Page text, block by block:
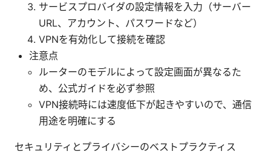
サービスプロバイダの設定情報を入力（サーバー
URL、アカウント、パスワードなど）
VPNを有効化して接続を確認
注意点
ルーターのモデルによって設定画面が異なるた
め、公式ガイドを必ず参照
VPN接続時には速度低下が起きやすいので、通信
用途を明確にする
セキュリティとプライバシーのベストプラクティス